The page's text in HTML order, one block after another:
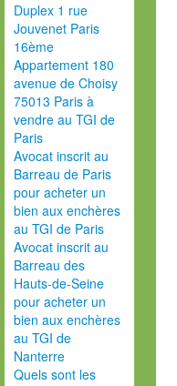
Duplex 1 rue
Jouvenet Paris
16ème
Appartement 180
avenue de Choisy
75013 Paris à
vendre au TGI de
Paris
Avocat inscrit au
Barreau de Paris
pour acheter un
bien aux enchères
au TGI de Paris
Avocat inscrit au
Barreau des
Hauts-de-Seine
pour acheter un
bien aux enchères
au TGI de
Nanterre
Quels sont les